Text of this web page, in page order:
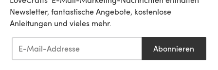
Newsletter, fantastische Angebote, kostenlose
Anleitungen und vieles mehr.
Abonnieren